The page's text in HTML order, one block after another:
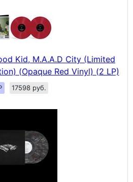
Kid, M.A.A.D City (Limited
(Opaque Red Vinyl) (2 LP)
17598 руб.